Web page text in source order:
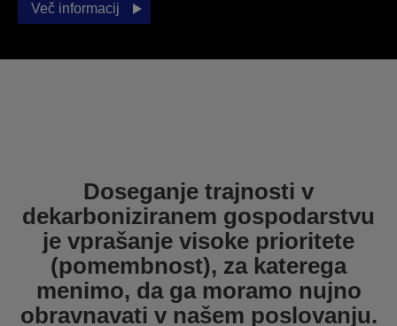
Več informacij
Doseganje trajnosti v
dekarboniziranem gospodarstvu
je vprašanje visoke prioritete
(pomembnost), za katerega
menimo, da ga moramo nujno
obravnavati v našem poslovanju.